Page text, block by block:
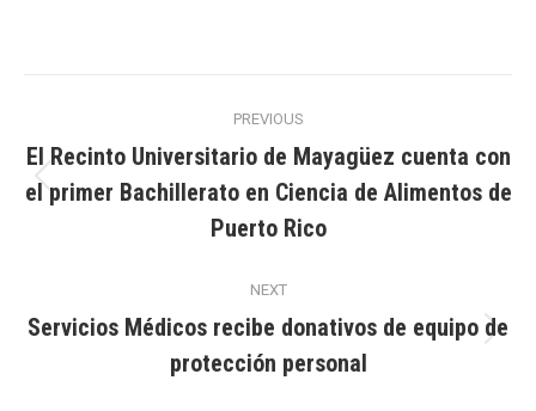
navigation
PREVIOUS
Previous
post:
El Recinto Universitario de Mayagüez cuenta con
el primer Bachillerato en Ciencia de Alimentos de
Puerto Rico
NEXT
Next
post:
Servicios Médicos recibe donativos de equipo de
protección personal